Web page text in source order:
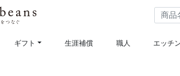
ギフト 生涯補償 職人 エッチ